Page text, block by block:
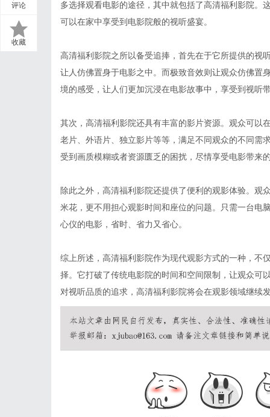
评论
收藏
多选择观看电影的途径，其中就包括了高清福利影院。
可以在家中享受到电影院般的视听盛宴。
高清福利影院之所以备受追捧，首先在于它所提供的视
让人仿佛置身于电影之中。而极致音效则让观众仿佛置
境的感受，让人们更加沉浸在电影故事中，享受到视听
其次，高清福利影院还具有丰富的影片资源。观众可以
老片、外语片、独立影片等等，满足不同观众的不同需
受到画质模糊或者资源匮乏的困扰，尽情享受电影带来
除此之外，高清福利影院还提供了便利的观影体验。观
米花，更不用担心观影时间和座位的问题。只需一台电
心仪的电影，省时、省力又省心。
综上所述，高清福利影院作为现代观影方式的一种，不
择。它打破了传统电影院的时间和空间限制，让观众可
对视听品质的追求，高清福利影院将会在观影领域继续